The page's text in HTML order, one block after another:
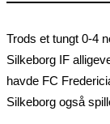
Trods et tungt 0-4
Silkeborg IF
havde FC
Silkeborg også